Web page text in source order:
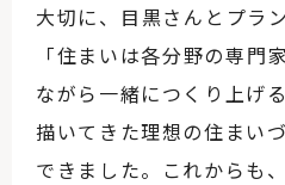
大切に、目黒さんとプラ
「住まいは各分野の専門
ながら一緒につくり上げ
描いてきた理想の住まい
できました。これからも